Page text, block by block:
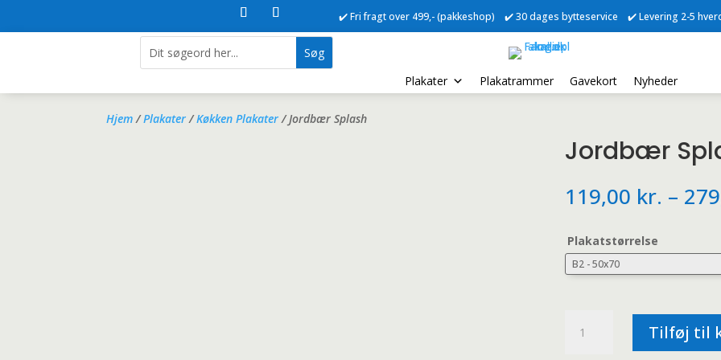
✔️ Fri fragt over 499,- (pakkeshop) ✔️ 30 dages bytteservice ✔️ Levering 2-5
Plakater Plakatrammer Gavekort Nyheder
Hjem/Plakater/Køkken Plakater/ Jordbær Splash
Jordbær
119,00 kr. –
Plakatstørrelse
Splash
Tilføj til